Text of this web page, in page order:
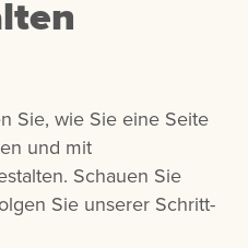
Sie, wie Sie eine Seite
und mit
Schauen Sie
Sie unserer Schritt-